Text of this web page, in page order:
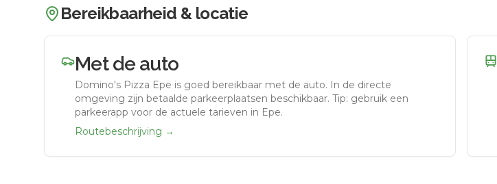
Bereikbaarheid & locatie
Met de auto
Domino's Pizza Epe is goed bereikbaar met de auto. In de directe
omgeving zijn betaalde parkeerplaatsen beschikbaar. Tip: gebruik een
parkeerapp voor de actuele tarieven in Epe.
Routebeschrijving →